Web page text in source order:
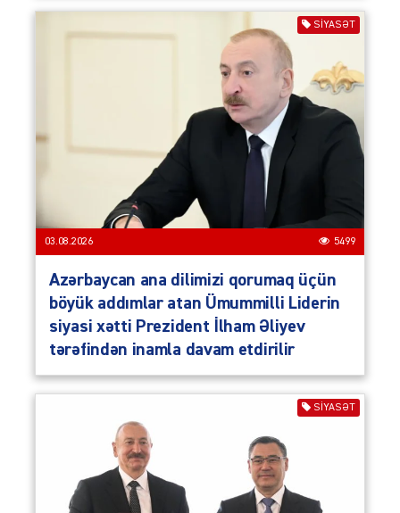
SIYASƏT
03.08.2026 5499
Azərbaycan ana dilimizi qorumaq üçün
böyük addımlar atan Ümummilli Liderin
siyasi xətti Prezident İlham Əliyev
tərəfindən inamla davam etdirilir
SIYASƏT